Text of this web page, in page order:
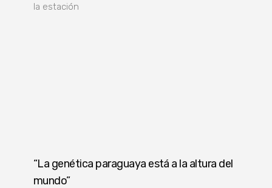
la estación
“La genética paraguaya está a la altura del
mundo”